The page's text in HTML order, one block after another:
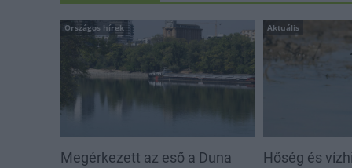
Országos hírek
Megérkezett az eső a Duna
Aktuális
Hőség és